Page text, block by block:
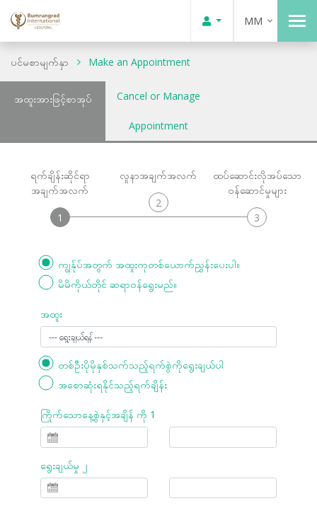
MM
ပင်မစာမျက်နှာ Make an Appointment
အထူးအားဖြင့်စာအုပ် Cancel or Manage
Appointment
ရက်ချိန်းဆိုင်ရာ
အချက်အလက်
1
လူနာအချက်အလက်
2
ထပ်ဆောင်းလိုအပ်သော
ဝန်ဆောင်မှုများ
3
ကျွန်ုပ်အတွက် အထူးကုတစ်ယောက်ညွှန်းပေးပါ။
မိမိကိုယ်တိုင် ဆရာဝန်ရွေးမည်။
အထူး
တစ်ဦးပိုမိုနှစ်သက်သည့်ရက်စွဲကိုရွေးချယ်ပါ
အစောဆုံးရနိုင်သည့်ရက်ချိန်း
ကြိုက်သောနေ့စွဲနှင့်အချိန် ကို 1
ရွေးချယ်မှု ၂